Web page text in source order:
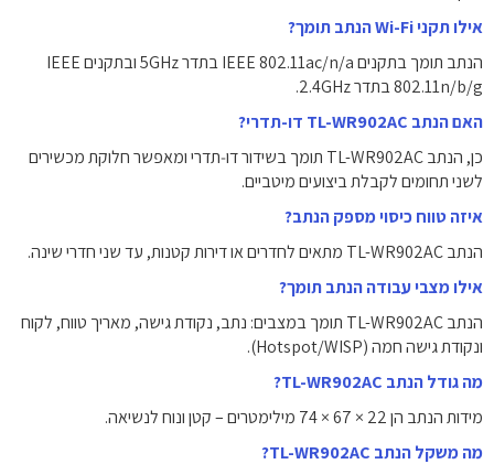
אילו תקני Wi-Fi הנתב תומך?
הנתב תומך בתקנים ‎IEEE 802.11ac/n/a‎ בתדר ‎5GHz‎ ובתקנים ‎IEEE
802.11n/b/g‎ בתדר ‎2.4GHz‎.
האם הנתב TL-WR902AC דו-תדרי?
כן, הנתב TL-WR902AC תומך בשידור דו‑תדרי ומאפשר חלוקת מכשירים
לשני תחומים לקבלת ביצועים מיטביים.
איזה טווח כיסוי מספק הנתב?
הנתב TL-WR902AC מתאים לחדרים או דירות קטנות, עד שני חדרי שינה.
אילו מצבי עבודה הנתב תומך?
הנתב TL-WR902AC תומך במצבים: נתב, נקודת גישה, מאריך טווח, לקוח
ונקודת גישה חמה (Hotspot/WISP).
מה גודל הנתב TL-WR902AC?
מידות הנתב הן ‎74 × 67 × 22 מילימטרים‎ – קטן ונוח לנשיאה.
מה משקל הנתב TL-WR902AC?